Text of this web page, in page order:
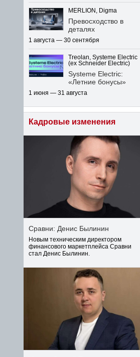
MERLION, Digma
Превосходство в
деталях
1 августа — 30 сентября
Treolan, Systeme Electric
(ex Schneider Electric)
Systeme Electric:
«Летние бонусы»
1 июня — 31 августа
Кадровые изменения
Сравни: Денис Былинин
Новым техническим директором
финансового маркетплейса Сравни
стал Денис Былинин.